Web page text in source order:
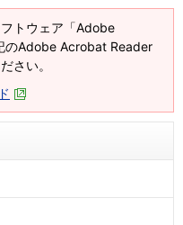
トウェア「Adobe
のAdobe Acrobat Reader
さい。